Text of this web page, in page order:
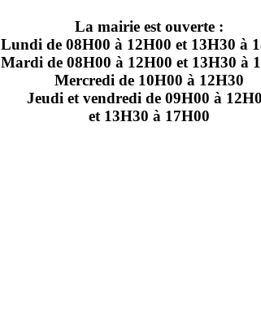
La mairie est ouverte :
Lundi de 08H00 à 12H00 et 13H30 à
Mardi de 08H00 à 12H00 et 13H30 à
Mercredi de 10H00 à 12H30
Jeudi et vendredi de 09H00 à
et 13H30 à 17H00